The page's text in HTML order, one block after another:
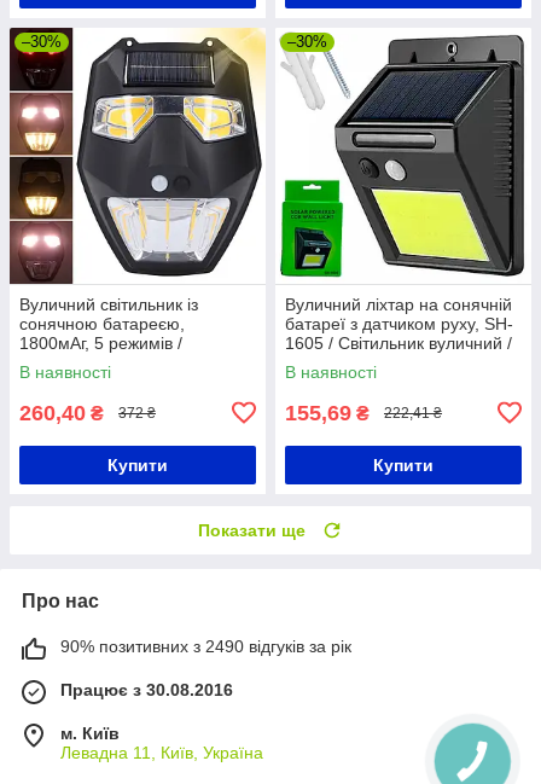
–30%
Вуличний світильник із
сонячною батареєю,
1800мАг, 5 режимів /
Настінний ліхтар на вулицю /
Вуличний ліхтар
В наявності
260,40 ₴ 372 ₴
Купити
–30%
Вуличний ліхтар на сонячній
батареї з датчиком руху, SH-
1605 / Світильник вуличний /
Прожектор
В наявності
155,69 ₴ 222,41 ₴
Купити
Показати ще
Про нас
90% позитивних з 2490 відгуків за рік
Працює з 30.08.2016
м. Київ
Левадна 11, Київ, Україна